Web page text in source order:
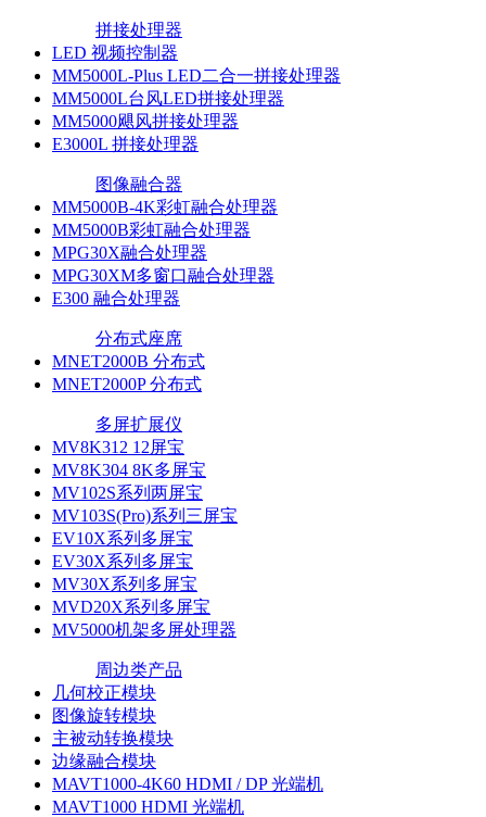
拼接处理器
LED 视频控制器
MM5000L-Plus LED二合一拼接处理器
MM5000L台风LED拼接处理器
MM5000飓风拼接处理器
E3000L 拼接处理器
图像融合器
MM5000B-4K彩虹融合处理器
MM5000B彩虹融合处理器
MPG30X融合处理器
MPG30XM多窗口融合处理器
E300 融合处理器
分布式座席
MNET2000B 分布式
MNET2000P 分布式
多屏扩展仪
MV8K312 12屏宝
MV8K304 8K多屏宝
MV102S系列两屏宝
MV103S(Pro)系列三屏宝
EV10X系列多屏宝
EV30X系列多屏宝
MV30X系列多屏宝
MVD20X系列多屏宝
MV5000机架多屏处理器
周边类产品
几何校正模块
图像旋转模块
主被动转换模块
边缘融合模块
MAVT1000-4K60 HDMI / DP 光端机
MAVT1000 HDMI 光端机